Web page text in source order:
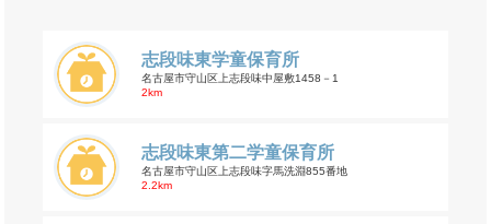
志段味東学童保育所
名古屋市守山区上志段味中屋敷1458－1
2km
志段味東第二学童保育所
名古屋市守山区上志段味字馬洗淵855番地
2.2km